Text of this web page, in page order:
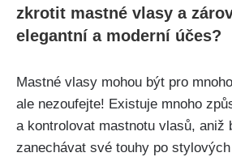
zkrotit mastné vlasy⁤ a
elegantní‍ a ⁤moderní účes?
Mastné vlasy ⁤mohou být pro‌
ale nezoufejte! Existuje mnoho
a ⁣kontrolovat mastnotu vlasů, aniž⁣
zanechávat své touhy ‍po